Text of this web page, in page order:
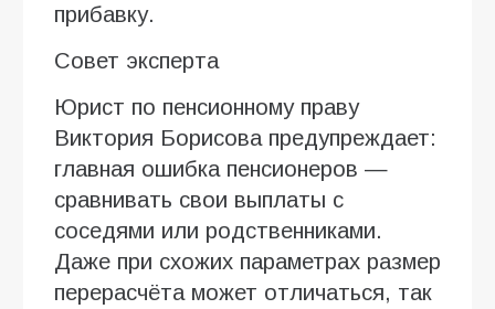
прибавку.
Совет эксперта
Юрист по пенсионному праву
Виктория Борисова предупреждает:
главная ошибка пенсионеров —
сравнивать свои выплаты с
соседями или родственниками.
Даже при схожих параметрах размер
перерасчёта может отличаться, так